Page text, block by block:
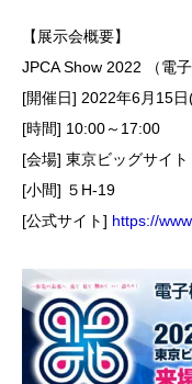
【展示会概要】
JPCA Show 2022 （電
[開催日] 2022年6月15
[時間] 10:00～17:00
[会場] 東京ビッグサイ
[小間] ５H-19
[公式サイト] https://